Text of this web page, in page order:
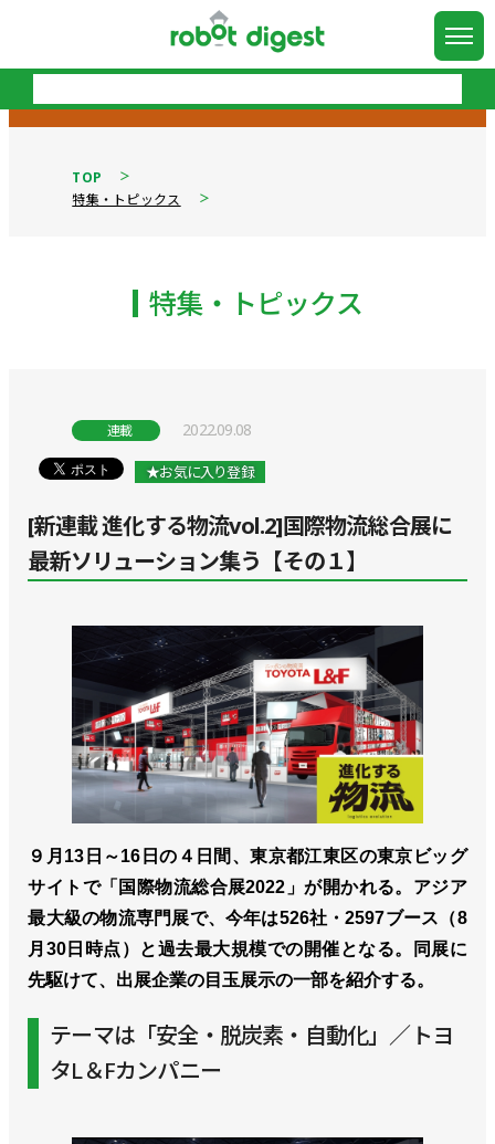
TOP
特集・トピックス
特集・トピックス
連載 2022.09.08
★お気に入り登録
[新連載 進化する物流vol.2]国際物流総合展に
最新ソリューション集う【その１】
９月13日～16日の４日間、東京都江東区の東京ビッグ
サイトで「国際物流総合展2022」が開かれる。アジア
最大級の物流専門展で、今年は526社・2597ブース（8
月30日時点）と過去最大規模での開催となる。同展に
先駆けて、出展企業の目玉展示の一部を紹介する。
テーマは「安全・脱炭素・自動化」／トヨ
タL＆Fカンパニー